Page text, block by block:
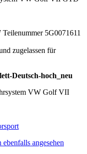
5G0071611
zugelassen für
VW Golf VII
angesehen